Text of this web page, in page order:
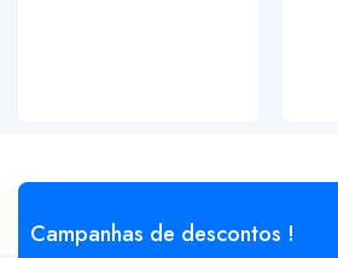
Campanhas de descontos !